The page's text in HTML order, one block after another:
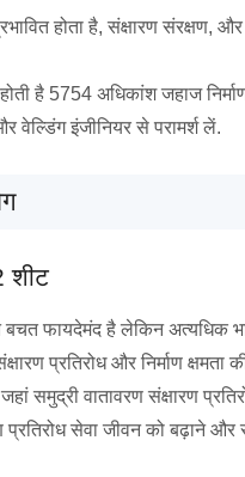
होता है, संक्षारण
है 5754 अधिकांश जहाज
वेल्डिंग इंजीनियर से परामर्श लें.
शीट
बचत फायदेमंद है लेकिन अत्यधिक
प्रतिरोध और निर्माण क्षमता
समुद्री वातावरण संक्षारण
प्रतिरोध सेवा जीवन को बढ़ाने